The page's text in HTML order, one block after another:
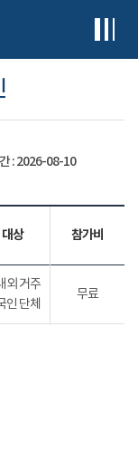
:2026-08-10
대상 참가비
외 거주
인 단체
무료